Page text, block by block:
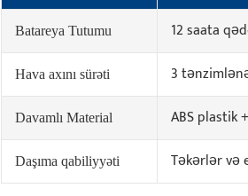
Batareya Tutumu 12 saata
Hava axını sürəti 3
Davamlı Material ABS plastik
Daşıma qabiliyyəti Təkərlər və